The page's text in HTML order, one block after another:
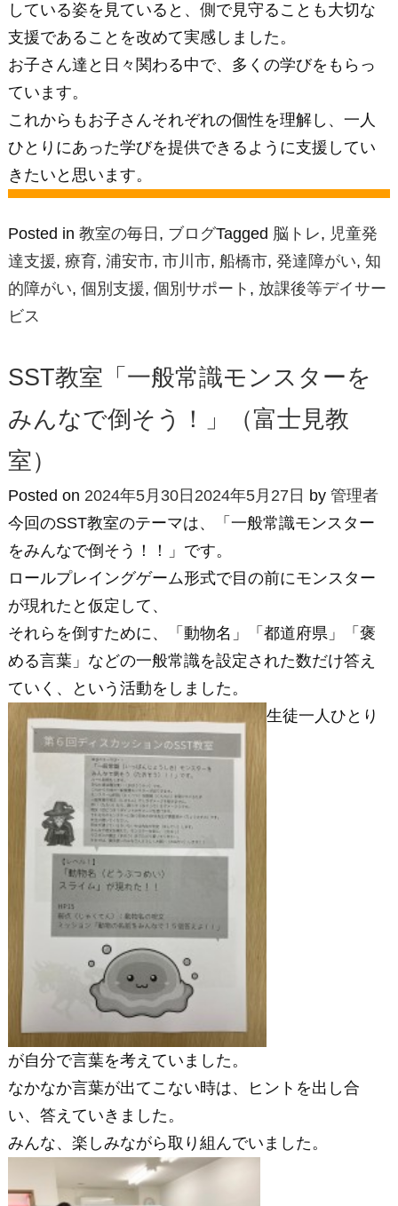
している姿を見ていると、側で見守ることも大切な
支援であることを改めて実感しました。
お子さん達と日々関わる中で、多くの学びをもらっ
ています。
これからもお子さんそれぞれの個性を理解し、一人
ひとりにあった学びを提供できるように支援してい
きたいと思います。
Posted in 教室の毎日 , ブログTagged 脳トレ, 児童発
達支援, 療育, 浦安市, 市川市, 船橋市, 発達障がい, 知
的障がい, 個別支援, 個別サポート , 放課後等デイサー
ビス
SST教室「一般常識モンスターを
みんなで倒そう！」（富士見教
室）
Posted on 2024年5月30日 2024年5月27日 by 管理者
今回のSST教室のテーマは、「一般常識モンスター
をみんなで倒そう！！」です。
ロールプレイングゲーム形式で目の前にモンスター
が現れたと仮定して、
それらを倒すために、「動物名」「都道府県」「褒
める言葉」などの一般常識を設定された数だけ答え
ていく、という活動をしました。
生徒一人ひとり
が自分で言葉を考えていました。
なかなか言葉が出てこない時は、ヒントを出し合
い、答えていきました。
みんな、楽しみながら取り組んでいました。